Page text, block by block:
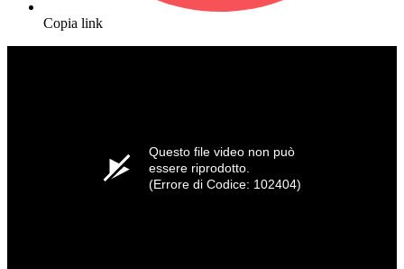
Copia link
Questo file video non può
essere riprodotto.
(Errore di Codice: 102404)